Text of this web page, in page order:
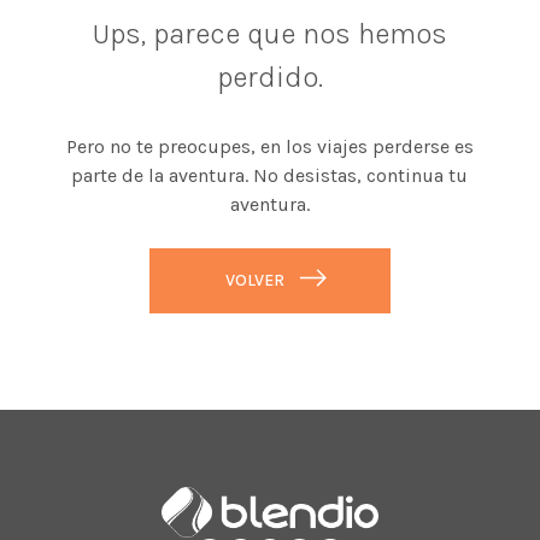
Ups, parece que nos hemos
perdido.
Pero no te preocupes, en los viajes perderse es
parte de la aventura. No desistas, continua tu
aventura.
VOLVER